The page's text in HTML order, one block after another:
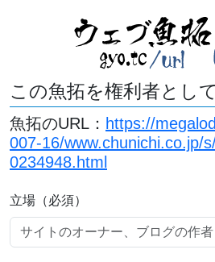
この魚拓を権利者とし
魚拓のURL： https://
007-16/www.chunichi.co.jp/
0234948.html
立場（必須）